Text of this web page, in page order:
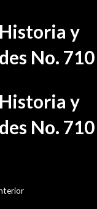
y
No. 710
y
No. 710